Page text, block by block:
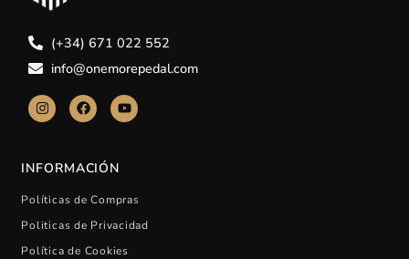
(+34) 671 022 552
info@onemorepedal.com
INFORMACIÓN
Políticas de Compras
Politicas de Privacidad
Política de Cookies